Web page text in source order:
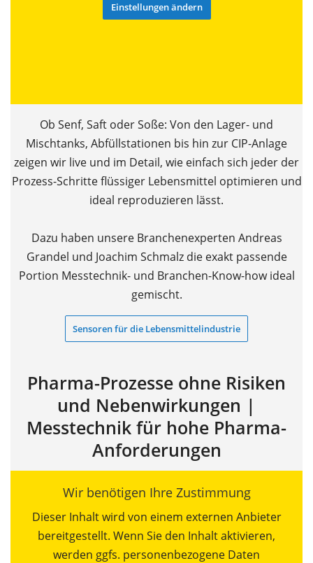
Einstellungen ändern
Ob Senf, Saft oder Soße: Von den Lager- und
Mischtanks, Abfüllstationen bis hin zur CIP-Anlage
zeigen wir live und im Detail, wie einfach sich jeder der
Prozess-Schritte flüssiger Lebensmittel optimieren und
ideal reproduzieren lässt.
Dazu haben unsere Branchenexperten Andreas
Grandel und Joachim Schmalz die exakt passende
Portion Messtechnik- und Branchen-Know-how ideal
gemischt.
Sensoren für die Lebensmittelindustrie
Pharma-Prozesse ohne Risiken
und Nebenwirkungen |
Messtechnik für hohe Pharma-
Anforderungen
Wir benötigen Ihre Zustimmung
Dieser Inhalt wird von einem externen Anbieter
bereitgestellt. Wenn Sie den Inhalt aktivieren,
werden ggfs. personenbezogene Daten